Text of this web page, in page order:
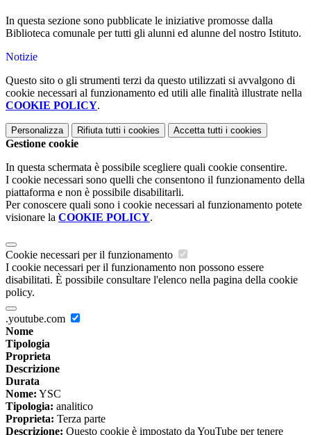
In questa sezione sono pubblicate le iniziative promosse dalla
Biblioteca comunale per tutti gli alunni ed alunne del nostro Istituto.
Notizie
Questo sito o gli strumenti terzi da questo utilizzati si avvalgono di
cookie necessari al funzionamento ed utili alle finalità illustrate nella
COOKIE POLICY.
Personalizza Rifiuta tutti i cookies Accetta tutti i cookies
Gestione cookie
In questa schermata è possibile scegliere quali cookie consentire.
I cookie necessari sono quelli che consentono il funzionamento della
piattaforma e non è possibile disabilitarli.
Per conoscere quali sono i cookie necessari al funzionamento potete
visionare la COOKIE POLICY.
Cookie necessari per il funzionamento
I cookie necessari per il funzionamento non possono essere
disabilitati. È possibile consultare l'elenco nella pagina della cookie
policy.
.youtube.com
Nome
Tipologia
Proprieta
Descrizione
Durata
Nome: YSC
Tipologia: analitico
Proprieta: Terza parte
Descrizione: Questo cookie è impostato da YouTube per tenere